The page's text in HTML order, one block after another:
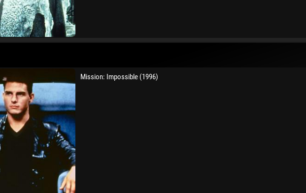
Mission: Impossible (1996)